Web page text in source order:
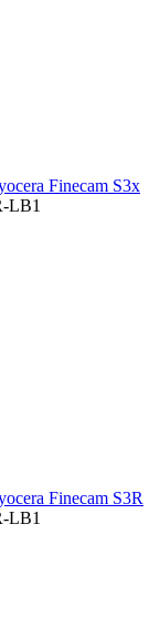
Finecam S3x
LB1
Finecam S3R
LB1